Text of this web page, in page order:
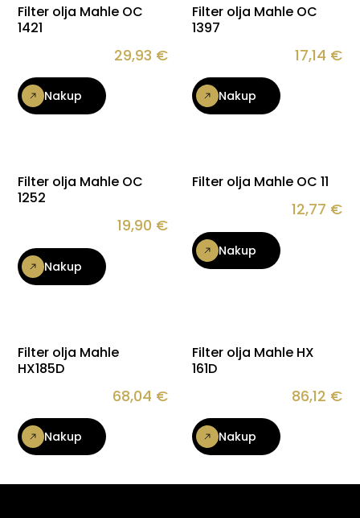
Filter olja Mahle OC
1421
29,93 €
Nakup
Filter olja Mahle OC
1397
17,14 €
Nakup
Filter olja Mahle OC
1252
19,90 €
Nakup
Filter olja Mahle OC 11
12,77 €
Nakup
Filter olja Mahle
HX185D
68,04 €
Nakup
Filter olja Mahle HX
161D
86,12 €
Nakup